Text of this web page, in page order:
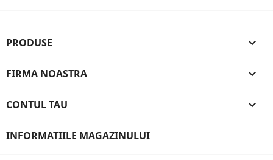
PRODUSE 
FIRMA NOASTRA 
CONTUL TAU 
INFORMATIILE MAGAZINULUI